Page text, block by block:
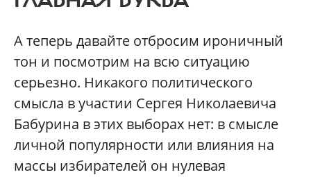
А теперь давайте отбросим ироничный
тон и посмотрим на всю ситуацию
серьезно. Никакого политического
смысла в участии Сергея Николаевича
Бабурина в этих выборах нет: в смысле
личной популярности или влияния на
массы избирателей он нулевая